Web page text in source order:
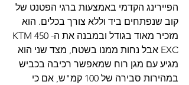
הפיירינג הקדמי באמצעות ברגי הפטנט של
קוב שנפתחים ביד וללא צורך בכלים. הוא
מזכיר מאוד בגודל ובמבנה את ה-KTM 450
EXC אבל נחות ממנו בשטח, מצד שני הוא
מגיע עם מגן רוח שמאפשר רכיבה בכביש
במהירות סבירה של 100 קמ"ש, אם כי